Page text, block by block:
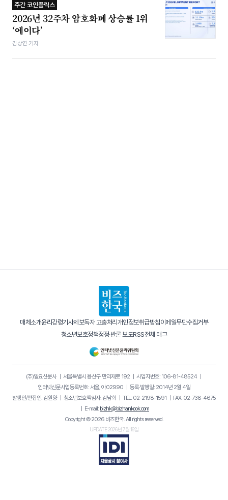
주간 코인플릭스
2026년 32주차 암호화폐 상승률 1위
‘에이다’
김상연 기자
매체소개윤리강령기사제보독자 고충처리 개인정보취급방침이메일무단수집거부
청소년보호정책정정·반론 보도RSS전체 태그
(주)일요신문사｜ 서울특별시 용산구 만리재로 192｜ 사업자번호: 106-81-48524｜
인터넷신문사업등록번호: 서울, 아02990 ｜ 등록·발행일: 2014년 2월 4일
발행인/편집인: 김원양｜ 청소년보호책임자: 김남희 ｜ TEL: 02-2198-1591 ｜ FAX: 02-738-4675
｜ E-mail: bizhk@bizhankook.com
Copyright © 2026 비즈한국. All rights reserved.
UPDATE 2026년 7월 16일